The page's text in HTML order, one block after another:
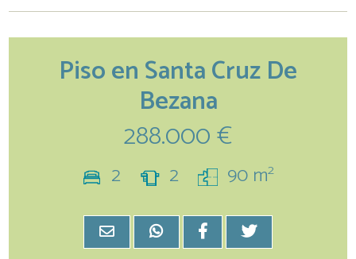
Piso en Santa Cruz De
Bezana
288.000 €
2 2 90 m2